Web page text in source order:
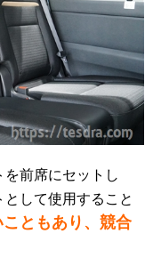
を前席にセットし
して使用すること
ともあり、競合